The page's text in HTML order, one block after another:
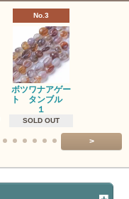
No.3
ボツワナアゲー
ト タンブル
１
SOLD OUT
>